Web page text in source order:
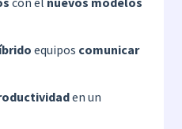
equipos comunicar
en un